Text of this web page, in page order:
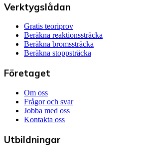
Verktygslådan
Gratis teoriprov
Beräkna reaktionssträcka
Beräkna bromssträcka
Beräkna stoppsträcka
Företaget
Om oss
Frågor och svar
Jobba med oss
Kontakta oss
Utbildningar